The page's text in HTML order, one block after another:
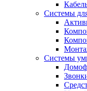
Системы
Системы